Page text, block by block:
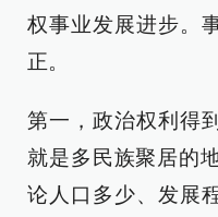
权事业发展进步。
正。
第一，政治权利得
就是多民族聚居的
论人口多少、发展